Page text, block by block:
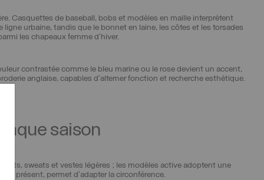
Casquettes de baseball, bobs et modèles en maille interprètent
urbaine, tandis que le bonnet en laine, les côtes et les torsades
les chapeaux femme d’hiver.
contrastée comme le bleu marine ou le rose devient un accent,
anglaise, capables d’alterner fonction et recherche esthétique.
saison
sweats et vestes légères ; les modèles active adoptent une
présent, permet d’adapter la circonférence.